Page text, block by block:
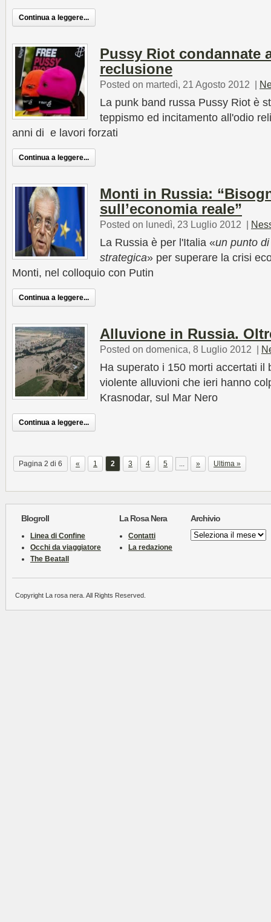
Continua a leggere...
Pussy Riot condannate
reclusione
Posted on martedì, 21 Agosto 2012 |
La punk band russa Pussy Riot è
teppismo ed incitamento all'odio
anni di e lavori forzati
Continua a leggere...
Monti in Russia:
sull’economia reale”
Posted on lunedì, 23 Luglio 2012 |
La Russia è per l'Italia «un punto
strategica» per superare la crisi
Monti, nel colloquio con Putin
Continua a leggere...
Alluvione in Russia.
Posted on domenica, 8 Luglio 2012 |
Ha superato i 150 morti accertati il
violente alluvioni che ieri hanno
Krasnodar, sul Mar Nero
Continua a leggere...
Pagina 2 di 6 « 1 2 3 4 5 ... » Ultima »
Blogroll
Linea di Confine
Occhi da viaggiatore
The Beatall
La Rosa Nera
Contatti
La redazione
Archivio
Archivio
Copyright La rosa nera. All Rights Reserved.